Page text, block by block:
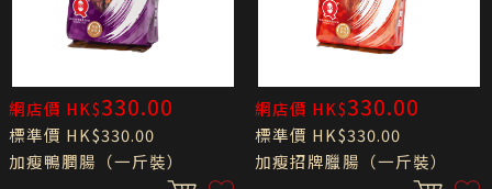
網店價 HK$330.00
標準價 HK$330.00
加瘦鴨膶腸（一斤裝）
網店價 HK$330.00
標準價 HK$330.00
加瘦招牌臘腸（一斤裝）